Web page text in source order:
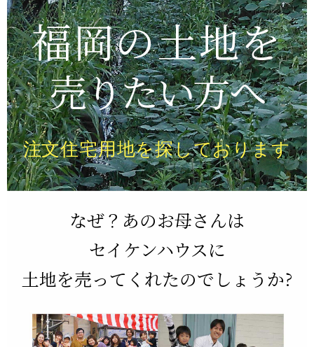
福岡の土地を
売りたい方へ
注文住宅用地を探しております
なぜ？あのお母さんは
セイケンハウスに
土地を売ってくれたのでしょうか?